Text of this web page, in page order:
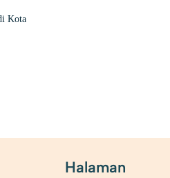
Kota
Halaman